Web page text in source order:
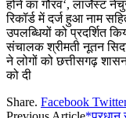
होने का गौरव‘, लार्जेस्ट
रिकॉर्ड में दर्ज हुआ नाम
उपलब्धियों को प्रदर्शित
संचालक श्रीमती नूतन
ने लोगों को छत्तीसगढ़
को दी
Share. Facebook